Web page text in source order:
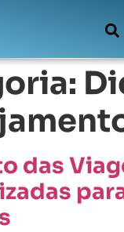
das